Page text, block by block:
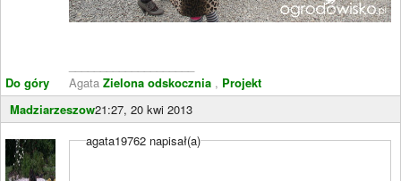
Do góry
Agata Zielona odskocznia , Projekt
Madziarzeszow21:27, 20 kwi 2013
agata19762 napisał(a)